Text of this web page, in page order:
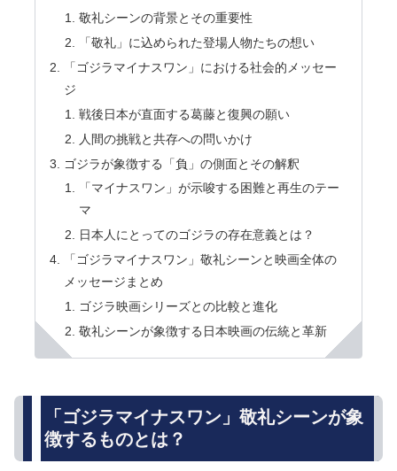
敬礼シーンの背景とその重要性
「敬礼」に込められた登場人物たちの想い
「ゴジラマイナスワン」における社会的メッセー
ジ
戦後日本が直面する葛藤と復興の願い
人間の挑戦と共存への問いかけ
ゴジラが象徴する「負」の側面とその解釈
「マイナスワン」が示唆する困難と再生のテー
マ
日本人にとってのゴジラの存在意義とは？
「ゴジラマイナスワン」敬礼シーンと映画全体の
メッセージまとめ
ゴジラ映画シリーズとの比較と進化
敬礼シーンが象徴する日本映画の伝統と革新
「ゴジラマイナスワン」敬礼シーンが象
徴するものとは？